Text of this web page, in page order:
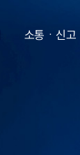
소통ㆍ신고